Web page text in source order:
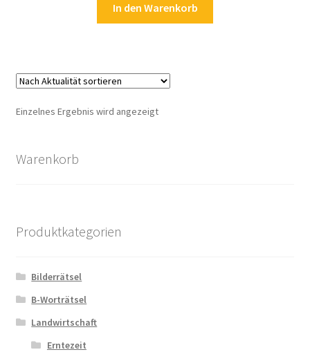
Shop
Versandarten
Widerrufsbelehrung
Zahlungsarten
In den Warenkorb
Einzelnes Ergebnis wird angezeigt
Warenkorb
Produktkategorien
Bilderrätsel
B-Worträtsel
Landwirtschaft
Erntezeit